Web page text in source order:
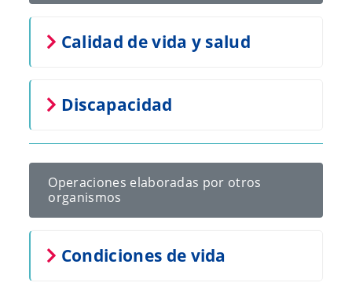
Calidad de vida y salud
Discapacidad
Operaciones elaboradas por otros
organismos
Condiciones de vida